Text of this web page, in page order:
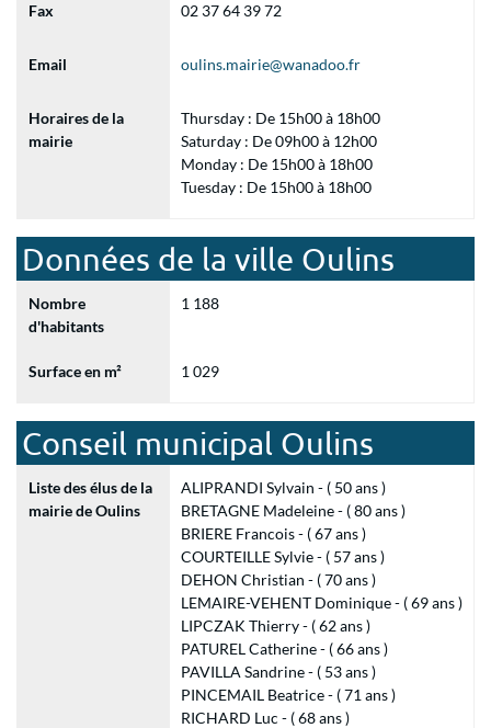
Fax 02 37 64 39 72
Email oulins.mairie@wanadoo.fr
Horaires de la
mairie
Thursday : De 15h00 à 18h00
Saturday : De 09h00 à 12h00
Monday : De 15h00 à 18h00
Tuesday : De 15h00 à 18h00
Données de la ville Oulins
Nombre
d'habitants
1 188
Surface en m² 1 029
Conseil municipal Oulins
Liste des élus de la
mairie de Oulins
ALIPRANDI Sylvain - ( 50 ans )
BRETAGNE Madeleine - ( 80 ans )
BRIERE Francois - ( 67 ans )
COURTEILLE Sylvie - ( 57 ans )
DEHON Christian - ( 70 ans )
LEMAIRE-VEHENT Dominique - ( 69 ans )
LIPCZAK Thierry - ( 62 ans )
PATUREL Catherine - ( 66 ans )
PAVILLA Sandrine - ( 53 ans )
PINCEMAIL Beatrice - ( 71 ans )
RICHARD Luc - ( 68 ans )